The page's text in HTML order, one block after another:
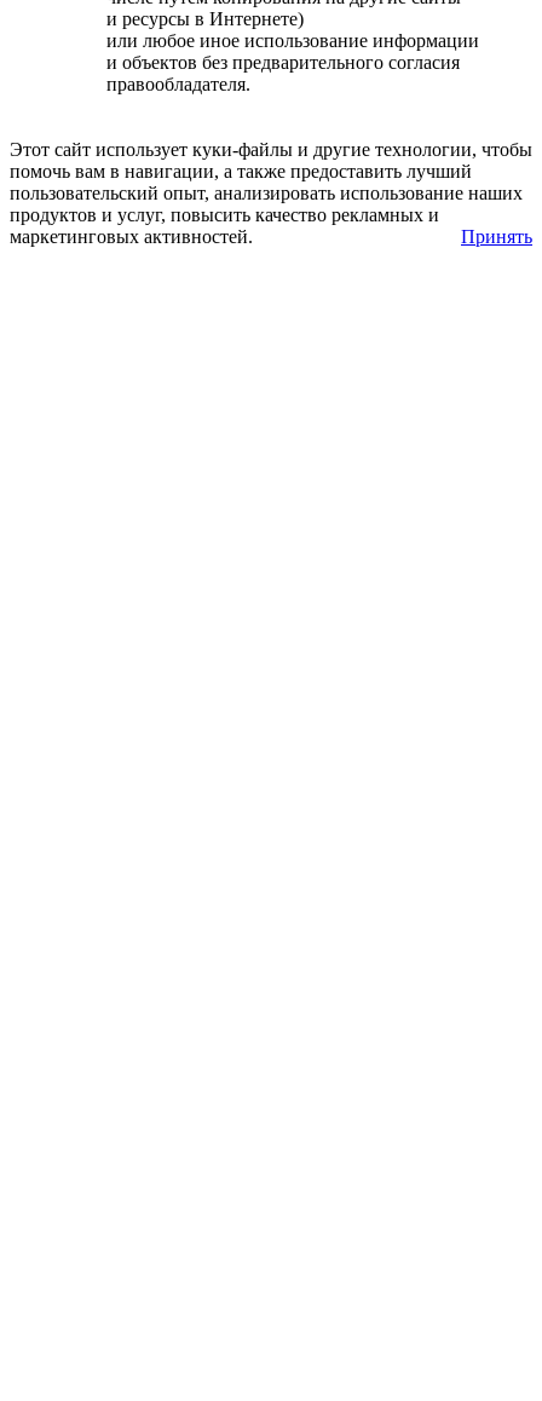
и ресурсы в Интернете)
или любое иное использование информации
и объектов без предварительного согласия
правообладателя.
Этот сайт использует куки-файлы и другие технологии, чтобы
помочь вам в навигации, а также предоставить лучший
пользовательский опыт, анализировать использование наших
продуктов и услуг, повысить качество рекламных и
маркетинговых активностей.
Принять